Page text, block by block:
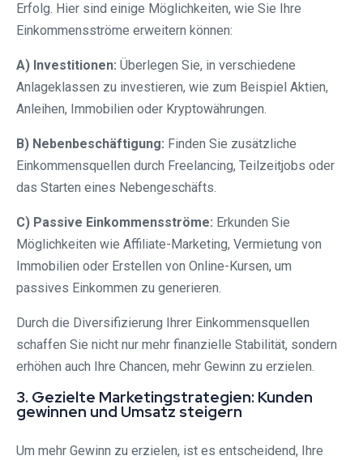
Erfolg. Hier sind einige Möglichkeiten, wie Sie Ihre
Einkommensströme erweitern können:
A) Investitionen: Überlegen Sie, in verschiedene
Anlageklassen zu investieren, wie zum Beispiel Aktien,
Anleihen, Immobilien oder Kryptowährungen.
B) Nebenbeschäftigung: Finden Sie zusätzliche
Einkommensquellen durch Freelancing, Teilzeitjobs oder
das Starten eines Nebengeschäfts.
C) Passive Einkommensströme: Erkunden Sie
Möglichkeiten wie Affiliate-Marketing, Vermietung von
Immobilien oder Erstellen von Online-Kursen, um
passives Einkommen zu generieren.
Durch die Diversifizierung Ihrer Einkommensquellen
schaffen Sie nicht nur mehr finanzielle Stabilität, sondern
erhöhen auch Ihre Chancen, mehr Gewinn zu erzielen.
3. Gezielte Marketingstrategien: Kunden
gewinnen und Umsatz steigern
Um mehr Gewinn zu erzielen, ist es entscheidend, Ihre